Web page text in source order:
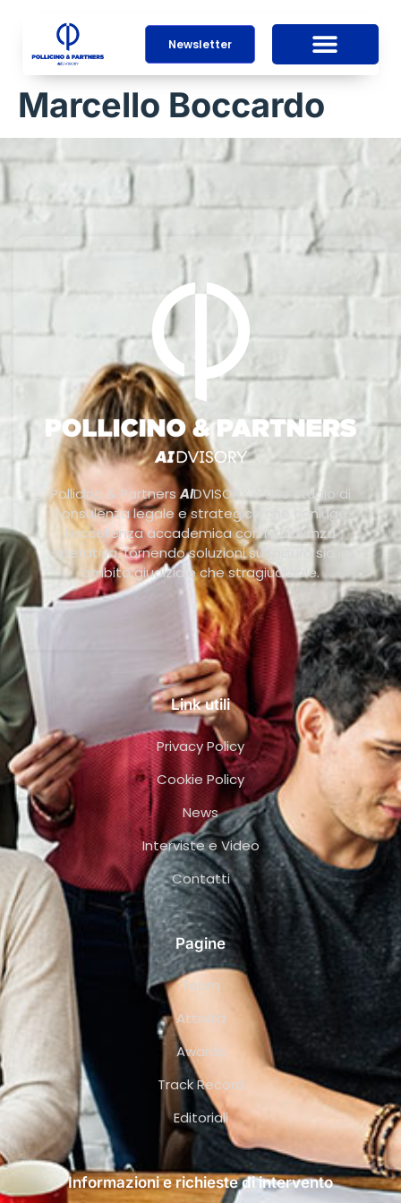
Newsletter
Marcello Boccardo
Pollicino & PartnersAIDVISORY è uno studio di
consulenza legale e strategica che coniuga
l’eccellenza accademica con l’efficienza
operativa, fornendo soluzioni su misura sia in
ambito giudiziale che stragiudiziale.
Link utili
Privacy Policy
Cookie Policy
News
Interviste e Video
Contatti
Pagine
Team
Attività
Awards
Track Record
Editoriali
Informazioni e richieste di intervento